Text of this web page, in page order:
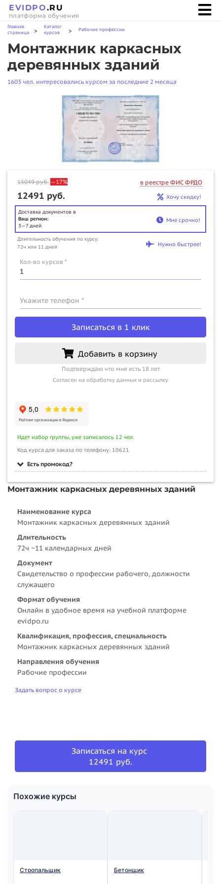
EVIDPO.RU
платформа обучения
Главная
страница
>
Каталог
курсов
> Рабочие профессии
Монтажник каркасных
деревянных зданий
1603 чел. интересовались курсом за последние 2 месяца
15049руб. —17% в реестре ФИС ФРДО
12491 руб. Хочу скидку!
Доставка документов в
Ваш регион:
3—7 дней
Мне срочно!
Длительность обучения по курсу:
72ч или 11 дней
Нужно быстрее!
Кол-во курсов *
Укажите телефон *
Записаться в 1 клик
Добавить в корзину
Подтверждаю что мне есть 18 лет
Согласен на обработку данных и рассылку
Идет набор группы, уже записалось 12 чел.
Код курса для заказа по телефону: 10621
Есть промокод?
Монтажник каркасных деревянных зданий
Наименование курса
Монтажник каркасных деревянных зданий
Длительность
72ч ~11 календарных дней
Документ
Свидетельство о профессии рабочего, должности
служащего
Формат обучения
Онлайн в удобное время на учебной платформе
evidpo.ru
Квалификация, профессия, специальность
Монтажник каркасных деревянных зданий
Направления обучения
Рабочие профессии
Задать вопрос о курсе
Записаться на курс
12491 руб.
Похожие курсы
Стропальщик Бетонщик